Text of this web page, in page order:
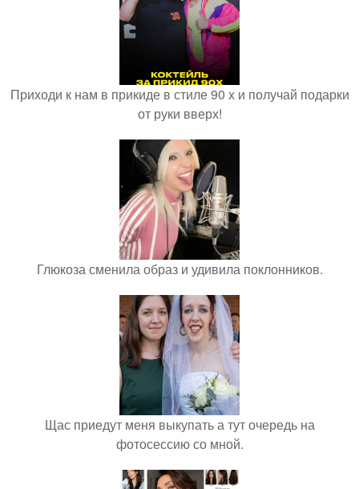
Приходи к нам в прикиде в стиле 90 х и получай подарки
от руки вверх!
Глюкоза сменила образ и удивила поклонников.
Щас приедут меня выкупать а тут очередь на
фотосессию со мной.